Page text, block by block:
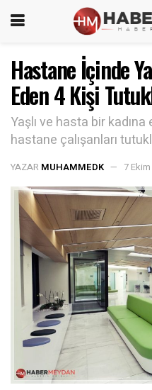
Hastane İçinde
Eden 4 Kişi
Yaşlı ve hasta bir
hastane çalışanları
YAZAR MUHAMMEDK 7